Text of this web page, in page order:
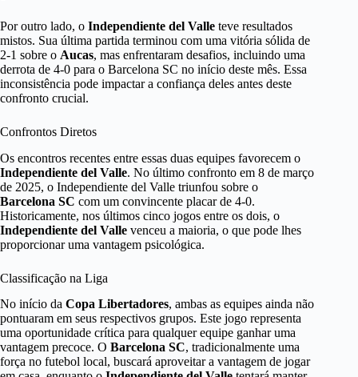
Por outro lado, o Independiente del Valle teve resultados
mistos. Sua última partida terminou com uma vitória sólida de
2-1 sobre o Aucas, mas enfrentaram desafios, incluindo uma
derrota de 4-0 para o Barcelona SC no início deste mês. Essa
inconsistência pode impactar a confiança deles antes deste
confronto crucial.
Confrontos Diretos
Os encontros recentes entre essas duas equipes favorecem o
Independiente del Valle. No último confronto em 8 de março
de 2025, o Independiente del Valle triunfou sobre o
Barcelona SC com um convincente placar de 4-0.
Historicamente, nos últimos cinco jogos entre os dois, o
Independiente del Valle venceu a maioria, o que pode lhes
proporcionar uma vantagem psicológica.
Classificação na Liga
No início da Copa Libertadores, ambas as equipes ainda não
pontuaram em seus respectivos grupos. Este jogo representa
uma oportunidade crítica para qualquer equipe ganhar uma
vantagem precoce. O Barcelona SC, tradicionalmente uma
força no futebol local, buscará aproveitar a vantagem de jogar